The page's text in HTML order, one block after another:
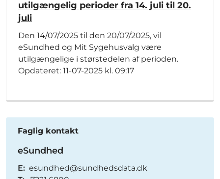
utilgængelig perioder fra 14. juli til 20.
juli
Den 14/07/2025 til den 20/07/2025, vil
eSundhed og Mit Sygehusvalg være
utilgængelige i størstedelen af perioden.
Opdateret: 11-07-2025 kl. 09:17
Faglig kontakt
eSundhed
E: esundhed@sundhedsdata​.dk